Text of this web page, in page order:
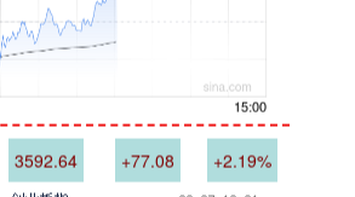
3592.64 +77.08 +2.19%